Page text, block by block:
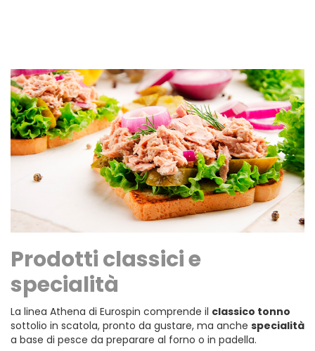
Prodotti classici e
specialità
La linea Athena di Eurospin comprende il classico tonno
sottolio in scatola, pronto da gustare, ma anche specialità
a base di pesce da preparare al forno o in padella.